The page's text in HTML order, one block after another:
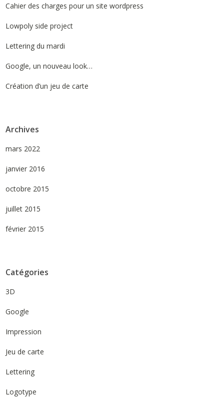
Cahier des charges pour un site wordpress
Lowpoly side project
Lettering du mardi
Google, un nouveau look…
Création d’un jeu de carte
Archives
mars 2022
janvier 2016
octobre 2015
juillet 2015
février 2015
Catégories
3D
Google
Impression
Jeu de carte
Lettering
Logotype